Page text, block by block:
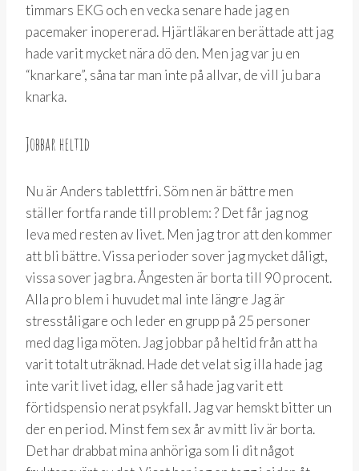
timmars EKG och en vecka senare hade jag en
pacemaker inopererad. Hjärtläkaren berättade att jag
hade varit mycket nära dö den. Men jag var ju en
“knarkare”, såna tar man inte på allvar, de vill ju bara
knarka.
Jobbar heltid
Nu är Anders tablettfri. Söm nen är bättre men
ställer fortfa rande till problem: ? Det får jag nog
leva med resten av livet. Men jag tror att den kommer
att bli bättre. Vissa perioder sover jag mycket dåligt,
vissa sover jag bra. Ångesten är borta till 90 procent.
Alla pro blem i huvudet mal inte längre Jag är
stresståligare och leder en grupp på 25 personer
med dag liga möten. Jag jobbar på heltid från att ha
varit totalt uträknad. Hade det velat sig illa hade jag
inte varit livet idag, eller så hade jag varit ett
förtidspensio nerat psykfall. Jag var hemskt bitter un
der en period. Minst fem sex år av mitt liv är borta.
Det har drabbat mina anhöriga som li dit något